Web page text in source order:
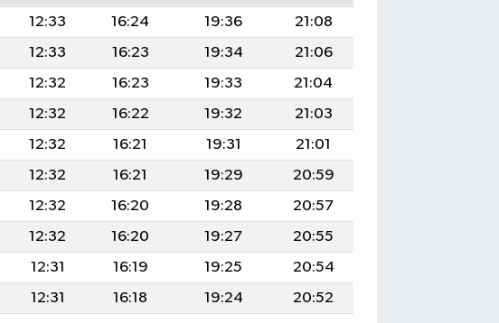
12:33 16:24 19:36
21:08
12:33 16:23 19:34
21:06
12:32 16:23 19:33
21:04
12:32 16:22 19:32
21:03
12:32 16:21 19:31
21:01
12:32 16:21 19:29
20:59
12:32 16:20 19:28
20:57
12:32 16:20 19:27
20:55
12:31 16:19 19:25
20:54
12:31 16:18 19:24
20:52